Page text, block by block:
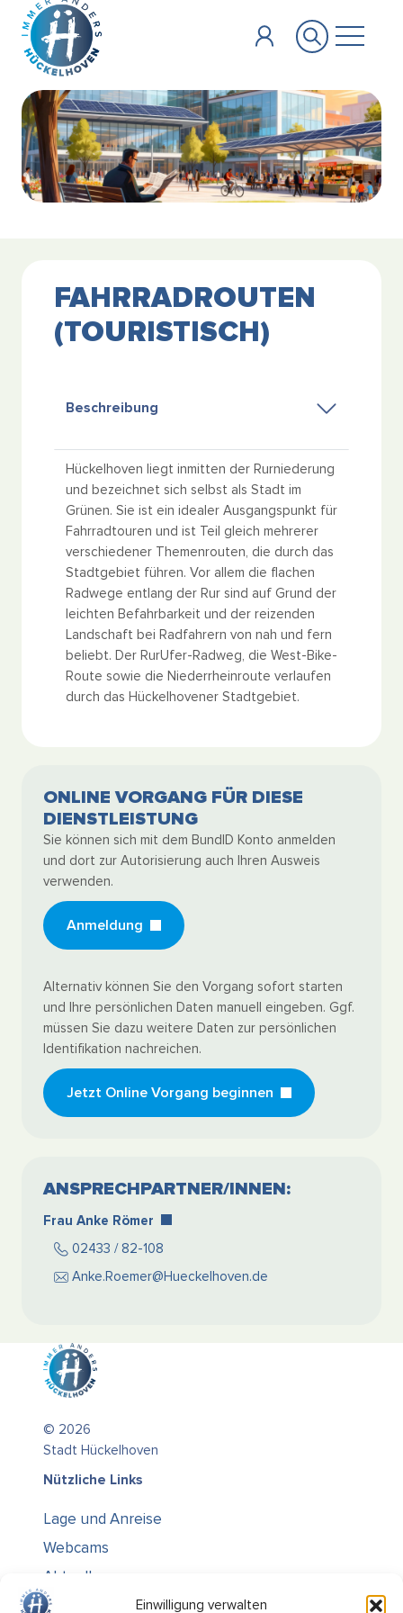
Einwilligung verwalten
Zum Hauptinhalt springen
FAHRRADROUTEN
(TOURISTISCH)
Beschreibung
Hückelhoven liegt inmitten der Rurniederung
und bezeichnet sich selbst als Stadt im
Grünen. Sie ist ein idealer Ausgangspunkt für
Fahrradtouren und ist Teil gleich mehrerer
verschiedener Themenrouten, die durch das
Stadtgebiet führen. Vor allem die flachen
Radwege entlang der Rur sind auf Grund der
leichten Befahrbarkeit und der reizenden
Landschaft bei Radfahrern von nah und fern
beliebt. Der RurUfer-Radweg, die West-Bike-
Route sowie die Niederrheinroute verlaufen
durch das Hückelhovener Stadtgebiet.
ONLINE VORGANG FÜR DIESE
DIENSTLEISTUNG
Sie können sich mit dem BundID Konto anmelden
und dort zur Autorisierung auch Ihren Ausweis
verwenden.
Anmeldung
Alternativ können Sie den Vorgang sofort starten
und Ihre persönlichen Daten manuell eingeben. Ggf.
müssen Sie dazu weitere Daten zur persönlichen
Identifikation nachreichen.
Jetzt Online Vorgang beginnen
ANSPRECHPARTNER/INNEN:
Frau Anke Römer
02433 / 82-108
Anke.Roemer@Hueckelhoven.de
© 2026
Stadt Hückelhoven
Nützliche Links
Lage und Anreise
Webcams
Aktuelles
Über uns